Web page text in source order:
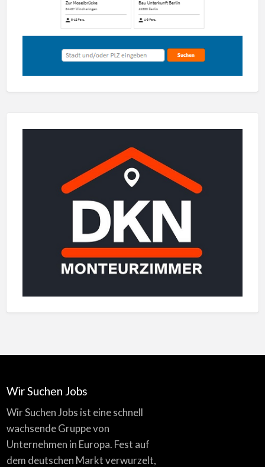
Wir Suchen Jobs
Wir Suchen Jobs ist eine schnell
wachsende Gruppe von
Unternehmen in Europa. Fest auf
dem deutschen Markt verwurzelt,